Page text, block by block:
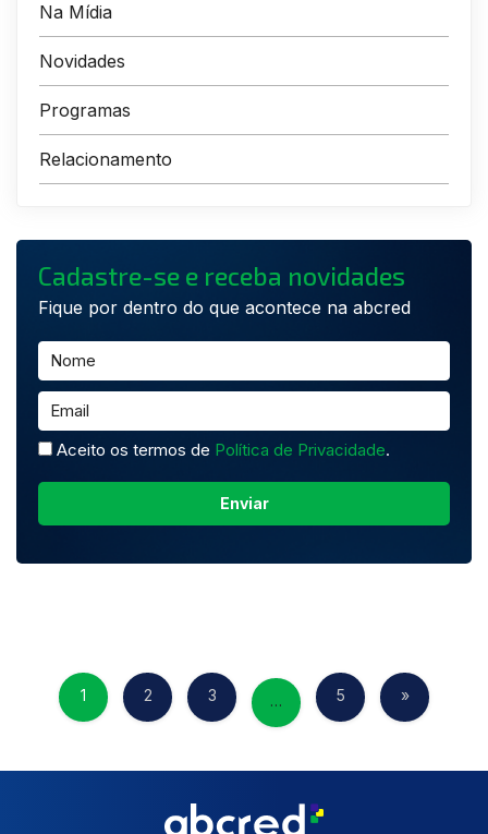
Na Mídia
Novidades
Programas
Relacionamento
Cadastre-se e receba novidades
Fique por dentro do que acontece na abcred
Aceito os termos de Política de Privacidade.
1 2 3 … 5 »